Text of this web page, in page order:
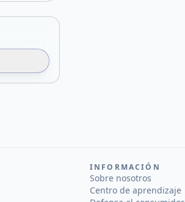
INFORMACIÓN
Sobre nosotros
Centro de aprendizaje